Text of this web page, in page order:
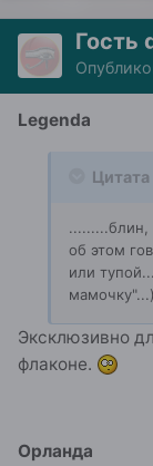
Гость
Legenda
Цитата
.........блин,
об этом
или
мамочку"...)
Эксклюзивно
флаконе.
Орланда